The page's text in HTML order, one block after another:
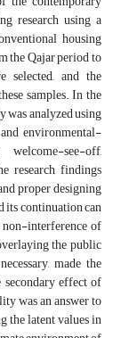
research using a
housing
the Qajar period to
selected, and the
samples. In the
analyzed using
environmental-
see-off,
research findings
proper designing
its continuation can
interference of
the public
made the
effect of
was an answer to
the latent values in